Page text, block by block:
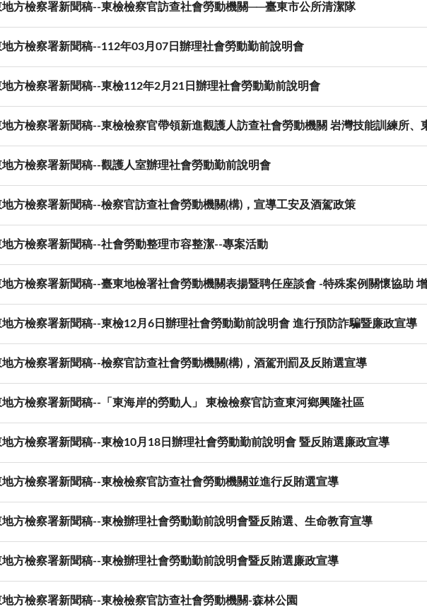
地方檢察署新聞稿--東檢檢察官訪查社會勞動機關──臺東市公所清潔隊
方檢察署新聞稿--112年03月07日辦理社會勞動勤前說明會
方檢察署新聞稿--東檢112年2月21日辦理社會勞動勤前說明會
方檢察署新聞稿--東檢檢察官帶領新進觀護人訪查社會勞動機關 岩灣技能訓練所、
方檢察署新聞稿--觀護人室辦理社會勞動勤前說明會
方檢察署新聞稿--檢察官訪查社會勞動機關(構)，宣導工安及酒駕政策
方檢察署新聞稿--社會勞動整理市容整潔--專案活動
方檢察署新聞稿--臺東地檢署社會勞動機關表揚暨聘任座談會 -特殊案例關懷協助
方檢察署新聞稿--東檢12月6日辦理社會勞動勤前說明會 進行預防詐騙暨廉政宣導
方檢察署新聞稿--檢察官訪查社會勞動機關(構)，酒駕刑罰及反賄選宣導
方檢察署新聞稿--「東海岸的勞動人」 東檢檢察官訪查東河鄉興隆社區
方檢察署新聞稿--東檢10月18日辦理社會勞動勤前說明會 暨反賄選廉政宣導
方檢察署新聞稿--東檢檢察官訪查社會勞動機關並進行反賄選宣導
方檢察署新聞稿--東檢辦理社會勞動勤前說明會暨反賄選、生命教育宣導
方檢察署新聞稿--東檢辦理社會勞動勤前說明會暨反賄選廉政宣導
方檢察署新聞稿--東檢檢察官訪查社會勞動機關-森林公園